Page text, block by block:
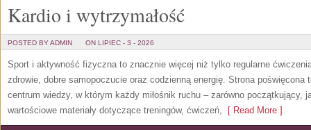
Kardio i wytrzymałość
POSTED BY ADMIN ON LIPIEC - 3 - 2026
Sport i aktywność fizyczna to znacznie więcej niż tylko regularne
zdrowie, dobre samopoczucie oraz codzienną energię. Strona poświęcona
centrum wiedzy, w którym każdy miłośnik ruchu – zarówno początkujący,
wartościowe materiały dotyczące treningów, ćwiczeń, [ Read More ]